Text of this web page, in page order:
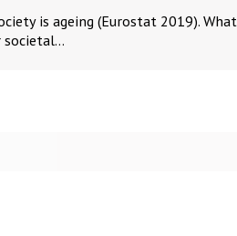
is ageing (Eurostat 2019).
societal…